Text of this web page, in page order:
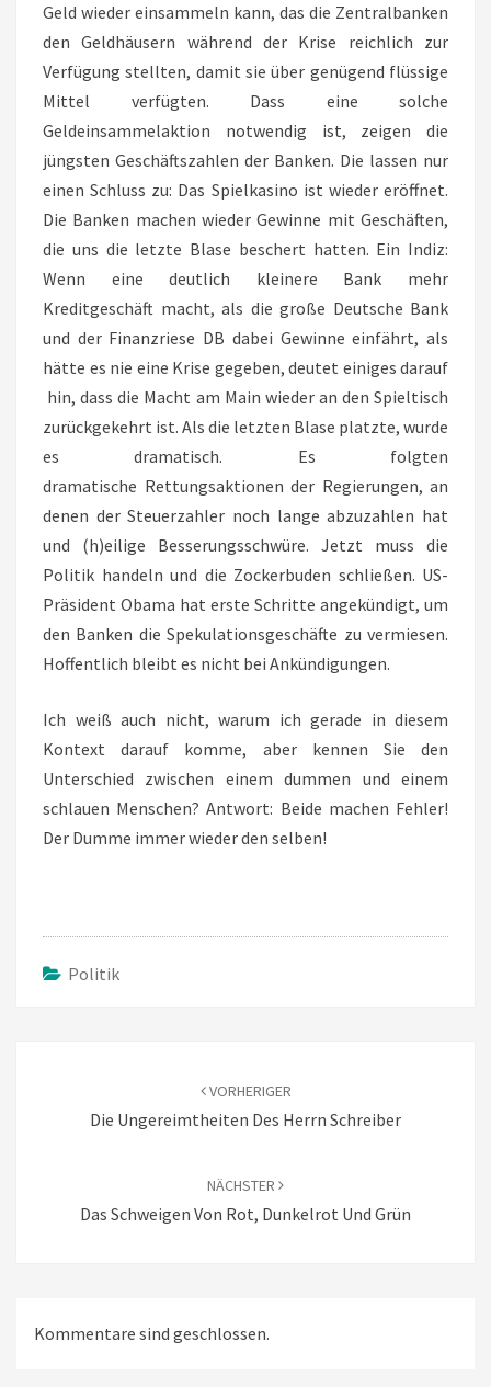
Geld wieder einsammeln kann, das die Zentralbanken
den Geldhäusern während der Krise reichlich zur
Verfügung stellten, damit sie über genügend flüssige
Mittel verfügten. Dass eine solche
Geldeinsammelaktion notwendig ist, zeigen die
jüngsten Geschäftszahlen der Banken. Die lassen nur
einen Schluss zu: Das Spielkasino ist wieder eröffnet.
Die Banken machen wieder Gewinne mit Geschäften,
die uns die letzte Blase beschert hatten. Ein Indiz:
Wenn eine deutlich kleinere Bank mehr
Kreditgeschäft macht, als die große Deutsche Bank
und der Finanzriese DB dabei Gewinne einfährt, als
hätte es nie eine Krise gegeben, deutet einiges darauf
hin, dass die Macht am Main wieder an den Spieltisch
zurückgekehrt ist. Als die letzten Blase platzte, wurde
es dramatisch. Es folgten
dramatische Rettungsaktionen der Regierungen, an
denen der Steuerzahler noch lange abzuzahlen hat
und (h)eilige Besserungsschwüre. Jetzt muss die
Politik handeln und die Zockerbuden schließen. US-
Präsident Obama hat erste Schritte angekündigt, um
den Banken die Spekulationsgeschäfte zu vermiesen.
Hoffentlich bleibt es nicht bei Ankündigungen.
Ich weiß auch nicht, warum ich gerade in diesem
Kontext darauf komme, aber kennen Sie den
Unterschied zwischen einem dummen und einem
schlauen Menschen? Antwort: Beide machen Fehler!
Der Dumme immer wieder den selben!
Politik
VORHERIGER
Die Ungereimtheiten Des Herrn Schreiber
NÄCHSTER
Das Schweigen Von Rot, Dunkelrot Und Grün
Kommentare sind geschlossen.